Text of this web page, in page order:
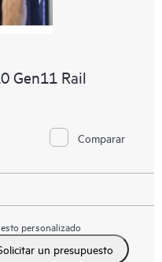
Gen11 Rail
Comparar
personalizado
un presupuesto